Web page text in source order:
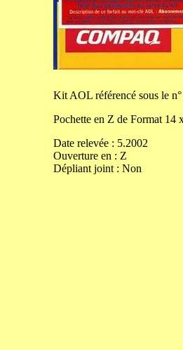
Kit AOL référencé sous le
Pochette en Z de Format 14
Date relevée : 5.2002
Ouverture en : Z
Dépliant joint : Non